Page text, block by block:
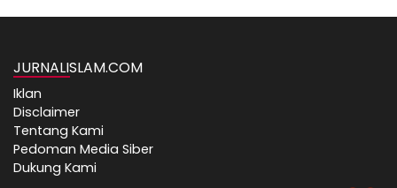
JURNALISLAM.COM
Iklan
Disclaimer
Tentang Kami
Pedoman Media Siber
Dukung Kami